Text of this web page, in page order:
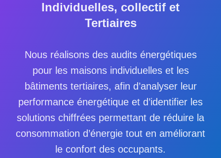
Individuelles, collectif et
Tertiaires
Nous réalisons des audits énergétiques
pour les maisons individuelles et les
bâtiments tertiaires, afin d’analyser leur
performance énergétique et d’identifier les
solutions chiffrées permettant de réduire la
consommation d’énergie tout en améliorant
le confort des occupants.